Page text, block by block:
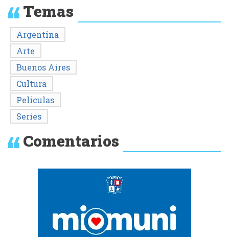
Temas
Argentina
Arte
Buenos Aires
Cultura
Peliculas
Series
Comentarios